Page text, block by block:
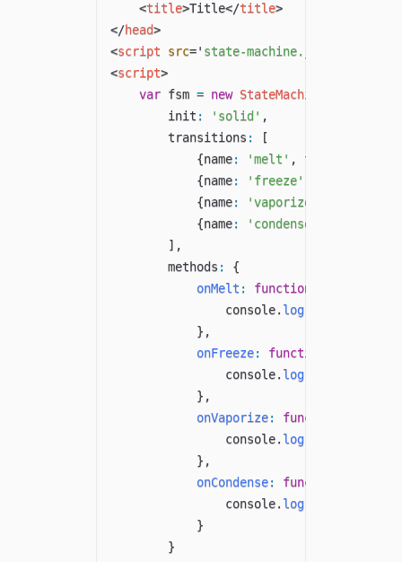
<title>Title</title>
</head>
<script src=' state-machine.js
<script>
var fsm = new StateMachine
        init
: 'solid' ,
        transitions
:
[
{name: 'melt' , from
{name: 'freeze'
{name: 'vaporize'
{name: 'condense'
] ,
        methods
:
{
onMelt : function
                console
. log(
} ,
onFreeze: function
                console
. log(
} ,
onVaporize: function
                console
. log(
} ,
onCondense: function
                console
. log(
}
}